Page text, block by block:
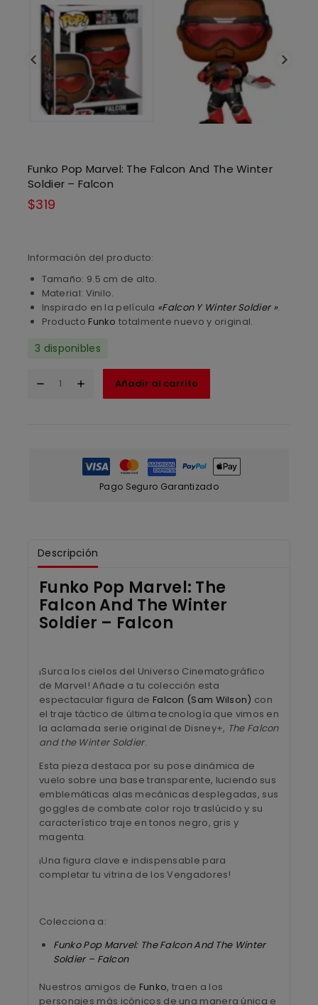
Funko Pop Marvel: The Falcon And The Winter
Soldier – Falcon
$319
Información del producto:
Tamaño: 9.5 cm de alto.
Material: Vinilo.
Inspirado en la película «Falcon Y Winter Soldier ».
Producto Funko totalmente nuevo y original.
3 disponibles
Añadir al carrito
Pago Seguro Garantizado
Descripción
Funko Pop Marvel: The
Falcon And The Winter
Soldier – Falcon
¡Surca los cielos del Universo Cinematográfico
de Marvel! Añade a tu colección esta
espectacular figura de Falcon (Sam Wilson) con
el traje táctico de última tecnología que vimos en
la aclamada serie original de Disney+, The Falcon
and the Winter Soldier.
Esta pieza destaca por su pose dinámica de
vuelo sobre una base transparente, luciendo sus
emblemáticas alas mecánicas desplegadas, sus
goggles de combate color rojo traslúcido y su
característico traje en tonos negro, gris y
magenta.
¡Una figura clave e indispensable para
completar tu vitrina de los Vengadores!
Colecciona a:
Funko Pop Marvel: The Falcon And The Winter
Soldier – Falcon
Nuestros amigos de Funko, traen a los
personajes más icónicos de una manera única e